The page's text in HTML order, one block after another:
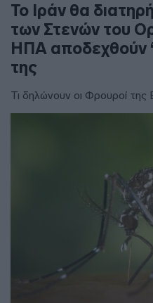
To Ιράν θα
των Στενών του
ΗΠΑ αποδεχθούν
της
Τι δηλώνουν οι Φρουροί